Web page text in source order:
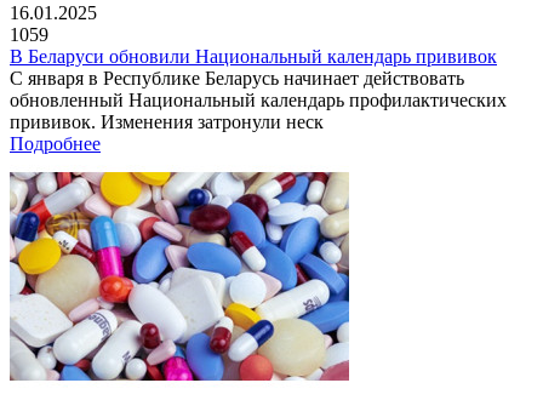
16.01.2025
1059
В Беларуси обновили Национальный календарь прививок
С января в Республике Беларусь начинает действовать
обновленный Национальный календарь профилактических
прививок. Изменения затронули неск
Подробнее